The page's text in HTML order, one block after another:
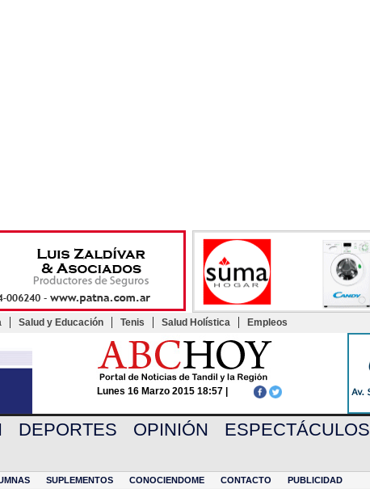
Salud y Educación Tenis Salud Holística Empleos
Lunes 16 Marzo 2015 18:57 |
DEPORTES OPINIÓN ESPECTÁCULOS
SUPLEMENTOS CONOCIENDOME CONTACTO PUBLICIDAD